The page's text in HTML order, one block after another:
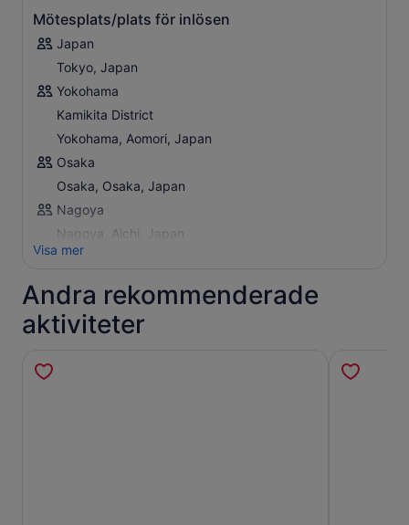
Mötesplats/plats för inlösen
Japan
Tokyo, Japan
Yokohama
Kamikita District
Yokohama, Aomori, Japan
Osaka
Osaka, Osaka, Japan
Nagoya
Nagoya, Aichi, Japan
Visa mer
Andra rekommenderade
aktiviteter